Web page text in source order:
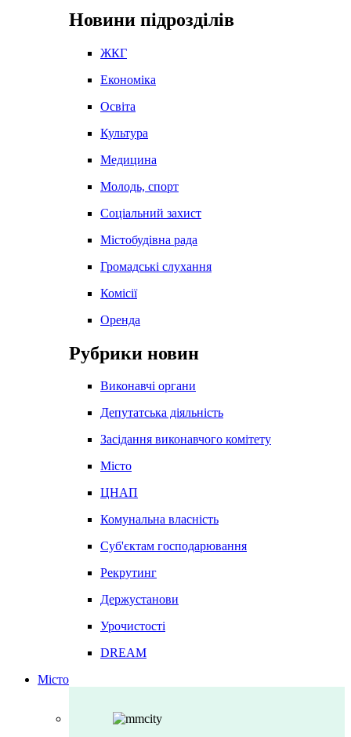
Новини підрозділів
ЖКГ
Економіка
Освіта
Культура
Медицина
Молодь, спорт
Соціальний захист
Містобудівна рада
Громадські слухання
Комісії
Оренда
Рубрики новин
Виконавчі органи
Депутатська діяльність
Засідання виконавчого комітету
Місто
ЦНАП
Комунальна власність
Суб'єктам господарювання
Рекрутинг
Держустанови
Урочистості
DREAM
Місто